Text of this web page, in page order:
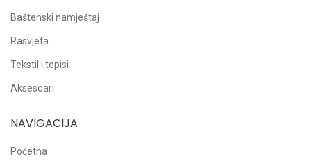
Baštenski namještaj
Rasvjeta
Tekstil i tepisi
Aksesoari
NAVIGACIJA
Početna